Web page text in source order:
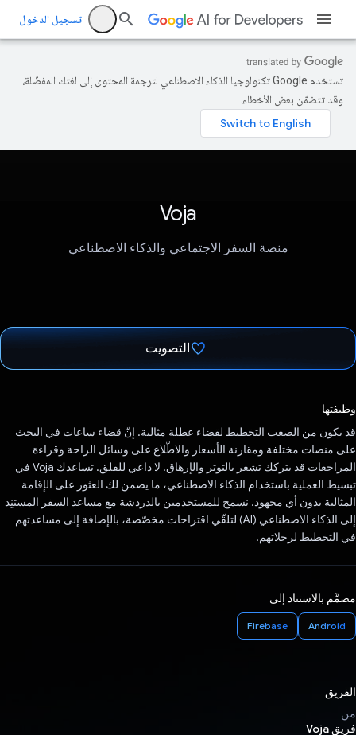
تسجيل الدخول
تستخدم Google تكنولوجيا الذكاء الاصطناعي لترجمة المحتوى إلى لغتك المفضّلة،
وقد تتضمّن بعض الأخطاء.
Voja
منصة السفر الاجتماعي والذكاء الاصطناعي
التصويت
وظيفتها
قد يكون من الصعب التخطيط لقضاء عطلة مثالية. إنّ قضاء ساعات في البحث
على منصات مختلفة ومقارنة الأسعار والاطّلاع على وسائل الراحة وقراءة
المراجعات قد يتركك تشعر بالتوتر والإرهاق. لا داعي للقلق. تساعدك Voja في
تبسيط العملية باستخدام الذكاء الاصطناعي، ما يضمن لك العثور على الإقامة
المثالية بدون أي مجهود. نسمح للمستخدمين بالدردشة مع مساعد السفر المستنِد
إلى الذكاء الاصطناعي (AI) لتلقّي اقتراحات مخصّصة، بالإضافة إلى مساعدتهم
في التخطيط لرحلاتهم.
مصمَّم بالاستناد إلى
Android
Firebase
الفريق
من
فريق Voja